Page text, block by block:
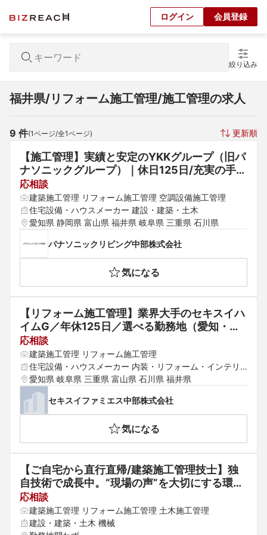
ログイン 会員登録
絞り込み
福井県/リフォーム施工管理/施工管理の求人
9 件(1ページ/全1ページ) 更新順
【施工管理】実績と安定のYKKグループ（旧パ
ナソニックグループ）｜休日125日/充実の手
当・福利厚生
応相談
建築施工管理 リフォーム施工管理 空調設備施工管理
住宅設備・ハウスメーカー 建設・建築・土木
愛知県 静岡県 富山県 福井県 岐阜県 三重県 石川県
パナソニックリビング中部株式会社
気になる
【リフォーム施工管理】業界大手のセキスイハ
イムG／年休125日／選べる勤務地（愛知・岐
阜・三重・石川・富山・福井）
応相談
建築施工管理 リフォーム施工管理
住宅設備・ハウスメーカー 内装・リフォーム・インテリ
ア
愛知県 岐阜県 三重県 富山県 石川県 福井県
セキスイファミエス中部株式会社
気になる
【ご自宅から直行直帰/建築施工管理技士】独
自技術で成長中。“現場の声”を大切にする環境
も特徴です
応相談
建築施工管理 リフォーム施工管理 土木施工管理
建設・建築・土木 機械